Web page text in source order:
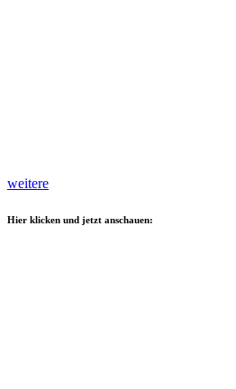
weitere
Hier klicken und jetzt anschauen: